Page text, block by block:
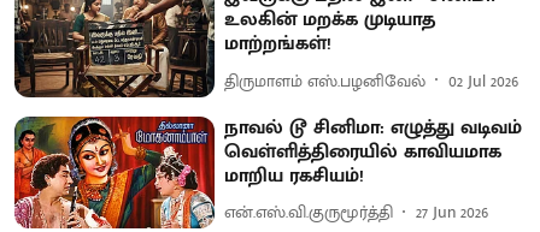
உலகின் மறக்க முடியாத
மாற்றங்கள்!
திருமாளம் எஸ்.பழனிவேல் 02 Jul 2026
நாவல் டூ சினிமா: எழுத்து வடிவம்
வெள்ளித்திரையில் காவியமாக
மாறிய ரகசியம்!
என்.எஸ்.வி.குருமூர்த்தி 27 Jun 2026